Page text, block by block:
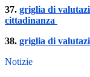
37. griglia di
cittadinanza
38. griglia di
Notizie